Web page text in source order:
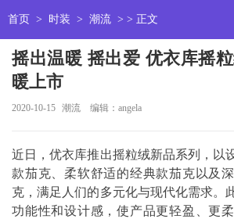
首页 > 时装 > 潮流 > > 正文
摇出温暖 摇出爱 优衣库摇
暖上市
2020-10-15 潮流 编辑：angela
近日，优衣库推出摇粒绒新品系列，以
款茄克、柔软舒适的经典款茄克以及
克，满足人们的多元化与现代化需求。
功能性和设计感，使产品更轻盈、更